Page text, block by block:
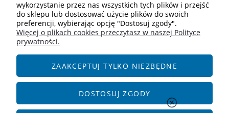
Informacje
Kontakt
ul. Czereśniowa 18
Social Media
wykorzystanie przez nas wszystkich tych plików i przejść
do sklepu lub dostosować użycie plików do swoich
preferencji, wybierając opcję "Dostosuj zgody".
Więcej o plikach cookies przeczytasz w naszej Polityce
prywatności.
ZAAKCEPTUJ TYLKO NIEZBĘDNE
DOSTOSUJ ZGODY